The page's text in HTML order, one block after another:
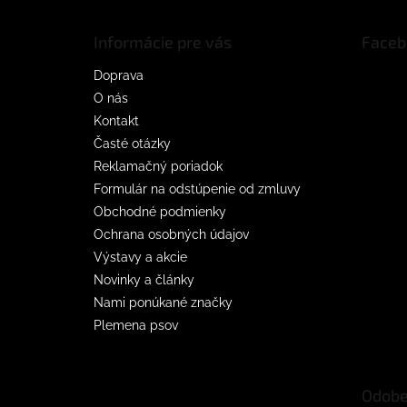
Informácie pre vás
Doprava
O nás
Kontakt
Časté otázky
Reklamačný poriadok
Formulár na odstúpenie od zmluvy
Obchodné podmienky
Ochrana osobných údajov
Výstavy a akcie
Novinky a články
Nami ponúkané značky
Plemena psov